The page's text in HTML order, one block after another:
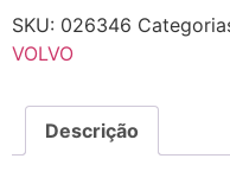
SKU: 026346
VOLVO
Descrição